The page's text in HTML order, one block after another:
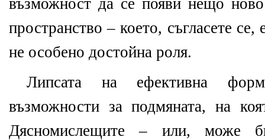
възможност да се появи нещо
пространство – което, съгласете
не особено достойна роля.
Липсата на ефективна
възможности за подмяната, на
Дясномислещите – или, може